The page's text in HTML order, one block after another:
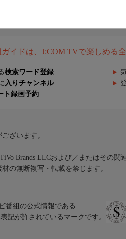
イドは、J:COM TVで楽しめる
検索ワード登録
入りチャンネル
ト録画予約
ざいます。
Brands LLCおよび／またはその関
の無断複写・転載を禁じます。
番組の公式情報である
記が許されているマークです。